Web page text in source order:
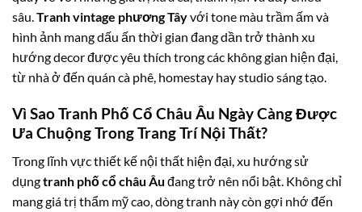
sâu.Tranh vintage phương Tâyvới tone màu trầm ấm và
hình ảnh mang dấu ấn thời gian đang dần trở thành xu
hướng decor được yêu thích trong các không gian hiện đại,
từ nhà ở đến quán cà phê, homestay hay studio sáng tạo.
Vì Sao Tranh Phố Cổ Châu Âu Ngày Càng Được
Ưa Chuộng Trong Trang Trí Nội Thất?
Trong lĩnh vực thiết kế nội thất hiện đại, xu hướng sử
dụngtranh phố cổ châu Âu đang trở nên nổi bật. Không chỉ
mang giá trị thẩm mỹ cao, dòng tranh này còn gợi nhớ đến